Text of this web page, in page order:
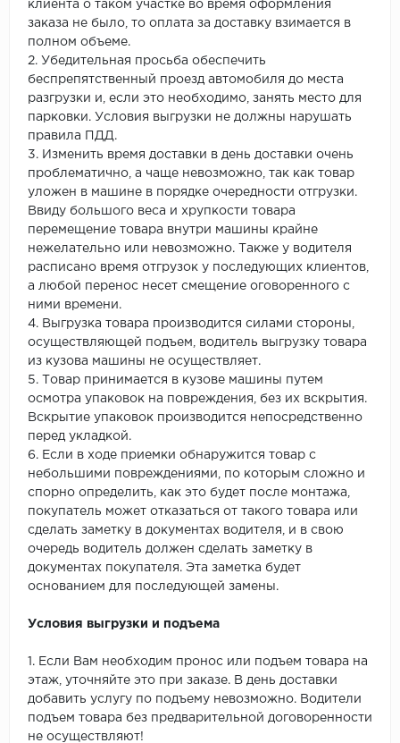
клиента о таком участке во время оформления
заказа не было, то оплата за доставку взимается в
полном объеме.
2. Убедительная просьба обеспечить
беспрепятственный проезд автомобиля до места
разгрузки и, если это необходимо, занять место для
парковки. Условия выгрузки не должны нарушать
правила ПДД.
3. Изменить время доставки в день доставки очень
проблематично, а чаще невозможно, так как товар
уложен в машине в порядке очередности отгрузки.
Ввиду большого веса и хрупкости товара
перемещение товара внутри машины крайне
нежелательно или невозможно. Также у водителя
расписано время отгрузок у последующих клиентов,
а любой перенос несет смещение оговоренного с
ними времени.
4. Выгрузка товара производится силами стороны,
осуществляющей подъем, водитель выгрузку товара
из кузова машины не осуществляет.
5. Товар принимается в кузове машины путем
осмотра упаковок на повреждения, без их вскрытия.
Вскрытие упаковок производится непосредственно
перед укладкой.
6. Если в ходе приемки обнаружится товар с
небольшими повреждениями, по которым сложно и
спорно определить, как это будет после монтажа,
покупатель может отказаться от такого товара или
сделать заметку в документах водителя, и в свою
очередь водитель должен сделать заметку в
документах покупателя. Эта заметка будет
основанием для последующей замены.
Условия выгрузки и подъема
1. Если Вам необходим пронос или подъем товара на
этаж, уточняйте это при заказе. В день доставки
добавить услугу по подъему невозможно. Водители
подъем товара без предварительной договоренности
не осуществляют!